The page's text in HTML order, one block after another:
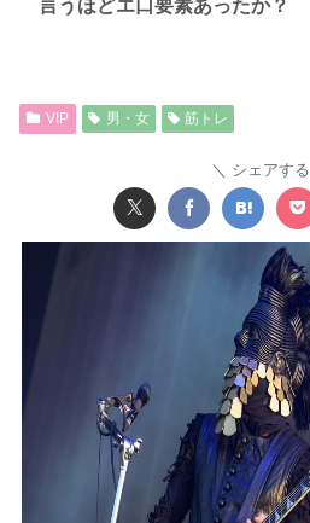
言うほどエ口要素あったか？
VIP 男・女 筋トレ
シェアする